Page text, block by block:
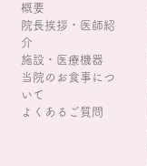
概要
院長挨拶・医師紹
介
施設・医療機器
当院のお食事につ
いて
よくあるご質問